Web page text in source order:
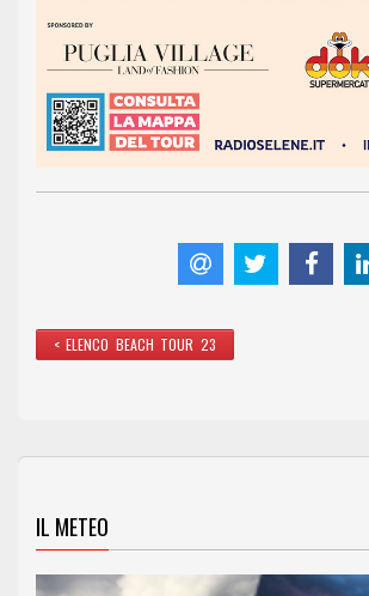
< ELENCO BEACH TOUR 23
IL METEO